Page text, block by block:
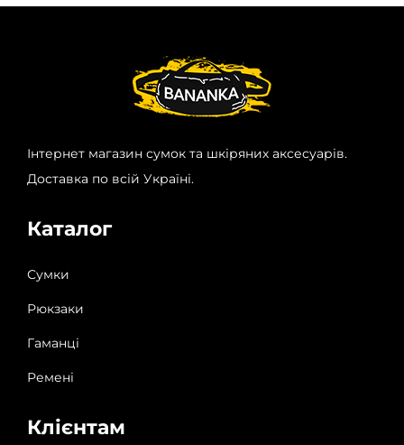
Інтернет магазин сумок та шкіряних аксесуарів.
Доставка по всій Україні.
Каталог
Сумки
Рюкзаки
Гаманці
Ремені
Клієнтам